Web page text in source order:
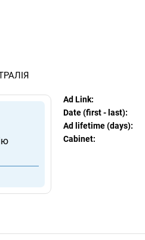
Ad Link:
Date (first - last):
Ad lifetime (days):
Cabinet: